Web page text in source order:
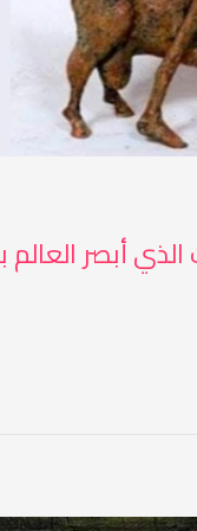
أبصر العالم